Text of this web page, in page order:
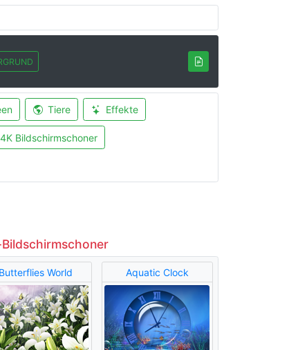
Tiere Effekte
4K Bildschirmschoner
Butterflies World Aquatic Clock